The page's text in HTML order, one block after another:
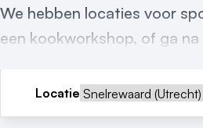
We hebben locaties voor
een kookworkshop, of ga
Locatie